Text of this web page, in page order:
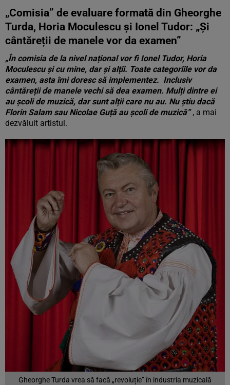
„Comisia” de evaluare formată din Gheorghe
Turda, Horia Moculescu și Ionel Tudor: „Și
cântăreții de manele vor da examen”
„În comisia de la nivel național vor fi Ionel Tudor, Horia
Moculescu și cu mine, dar și alții. Toate categoriile vor da
examen, asta îmi doresc să implementez. Inclusiv
cântăreții de manele vechi să dea examen. Mulți dintre ei
au școli de muzică, dar sunt alții care nu au. Nu știu dacă
Florin Salam sau Nicolae Guță au școli de muzică”, a mai
dezvăluit artistul.
Gheorghe Turda vrea să facă „revoluție” în industria muzicală